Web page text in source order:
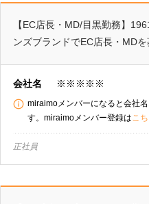
【EC店長・MD/目黒勤務】
ンズブランドでEC店長・MD
会社名 ※※※※※
miraimoメンバーになると会社
す。miraimoメンバー登録はこ
正社員